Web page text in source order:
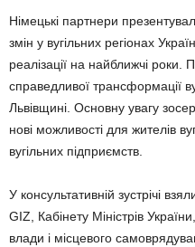
Німецькі партнери
змін у вугільних регіонах
реалізації на найближчі роки.
справедливої трансформації
Львівщині. Основну увагу
нові можливості для жителів
вугільних підприємств.
У консультативній зустрічі
GIZ, Кабінету Міністрів
влади і місцевого